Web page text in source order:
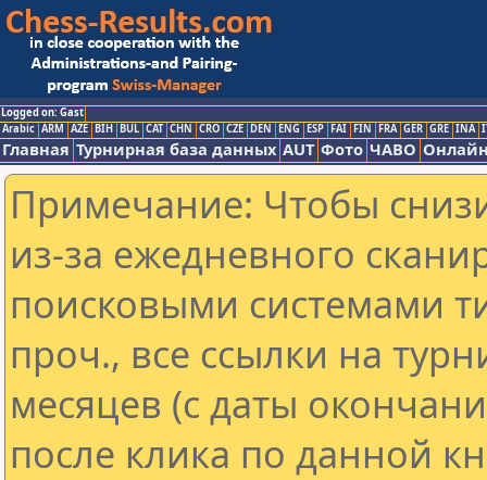
Logged on: Gast
Arabic ARM AZE BIH BUL CAT CHN CRO CZE DEN ENG ESP FAI FIN FRA GER GRE INA
Главная Турнирная база данных AUT Фото ЧАВО
Примечание: Чтобы
из-за ежедневного
поисковыми системами
проч., все ссылки на
месяцев (с даты
после клика по данной